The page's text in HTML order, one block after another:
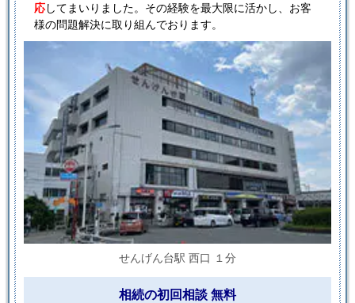
応してまいりました。その経験を最大限に活かし、お客
様の問題解決に取り組んでおります。
せんげん台駅 西口 １分
相続の初回相談 無料